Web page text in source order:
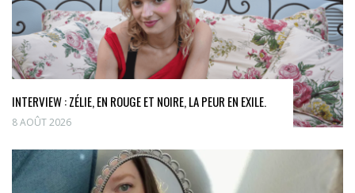
INTERVIEW : ZÉLIE, EN ROUGE ET NOIRE, LA PEUR EN EXILE.
8 AOÛT 2026